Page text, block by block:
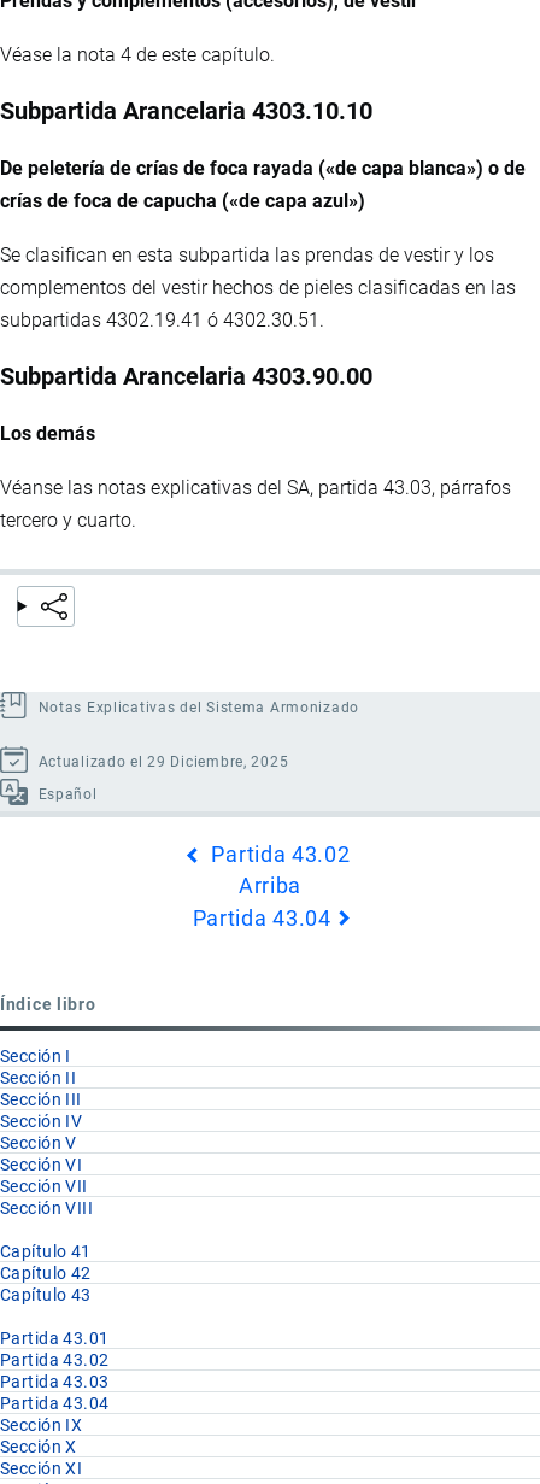
Véase la nota 4 de este capítulo.
Subpartida Arancelaria 4303.10.10
De peletería de crías de foca rayada («de capa blanca») o de
crías de foca de capucha («de capa azul»)
Se clasifican en esta subpartida las prendas de vestir y los
complementos del vestir hechos de pieles clasificadas en las
subpartidas 4302.19.41 ó 4302.30.51.
Subpartida Arancelaria 4303.90.00
Los demás
Véanse las notas explicativas del SA, partida 43.03, párrafos
tercero y cuarto.
Notas Explicativas del Sistema Armonizado
Actualizado el 29 Diciembre, 2025
Español
43.03
Partida 43.02
Arriba
Partida 43.04
Índice libro
Sección I
Sección II
Sección III
Sección IV
Sección V
Sección VI
Sección VII
Sección VIII
Capítulo 41
Capítulo 42
Capítulo 43
Partida 43.01
Partida 43.02
Partida 43.03
Partida 43.04
Sección IX
Sección X
Sección XI